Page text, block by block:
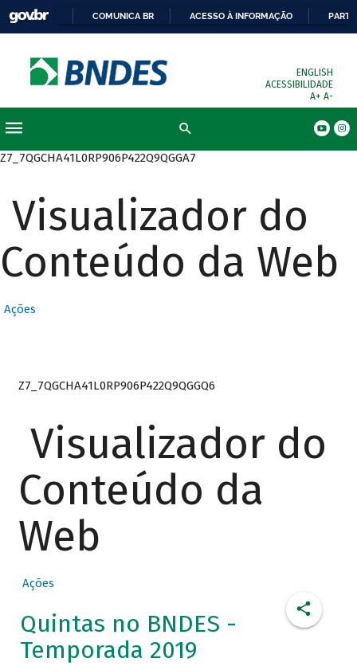
COMUNICA BR ACESSO À INFORMAÇÃO
ENGLISH
ACESSIBILIDADE
A+ A-
Z7_7QGCHA41L0RP906P422Q9QGGA7
Visualizador do
Conteúdo da Web
Ações
Z7_7QGCHA41L0RP906P422Q9QGGQ6
Visualizador do
Conteúdo da
Web
Ações
Quintas no BNDES -
Temporada 2019